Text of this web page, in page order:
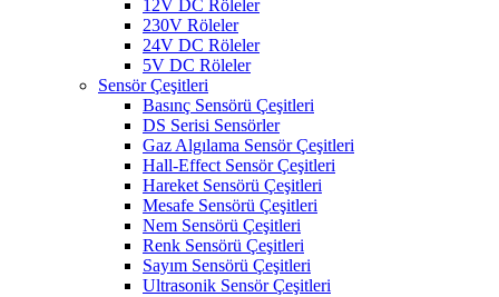
12V DC Röleler
230V Röleler
24V DC Röleler
5V DC Röleler
Sensör Çeşitleri
Basınç Sensörü Çeşitleri
DS Serisi Sensörler
Gaz Algılama Sensör Çeşitleri
Hall-Effect Sensör Çeşitleri
Hareket Sensörü Çeşitleri
Mesafe Sensörü Çeşitleri
Nem Sensörü Çeşitleri
Renk Sensörü Çeşitleri
Sayım Sensörü Çeşitleri
Ultrasonik Sensör Çeşitleri